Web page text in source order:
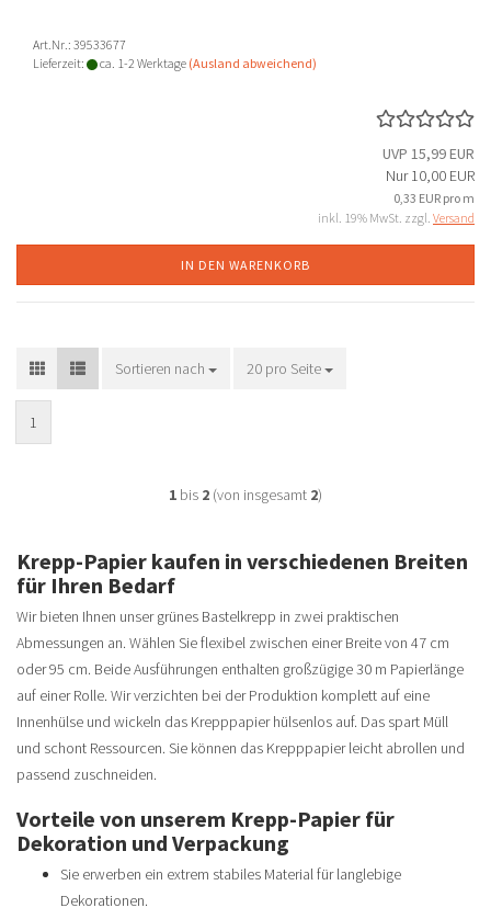
Art.Nr.: 39533677
Lieferzeit:
ca. 1-2 Werktage (Ausland abweichend)
UVP 15,99 EUR
Nur 10,00 EUR
0,33 EUR pro m
inkl. 19% MwSt. zzgl. Versand
IN DEN WARENKORB
Sortieren nach
Sortieren nach 20 pro Seite
pro Seite
1
1 bis 2 (von insgesamt 2)
Krepp-Papier kaufen in verschiedenen Breiten
für Ihren Bedarf
Wir bieten Ihnen unser grünes Bastelkrepp in zwei praktischen
Abmessungen an. Wählen Sie flexibel zwischen einer Breite von 47 cm
oder 95 cm. Beide Ausführungen enthalten großzügige 30 m Papierlänge
auf einer Rolle. Wir verzichten bei der Produktion komplett auf eine
Innenhülse und wickeln das Krepppapier hülsenlos auf. Das spart Müll
und schont Ressourcen. Sie können das Krepppapier leicht abrollen und
passend zuschneiden.
Vorteile von unserem Krepp-Papier für
Dekoration und Verpackung
Sie erwerben ein extrem stabiles Material für langlebige
Dekorationen.